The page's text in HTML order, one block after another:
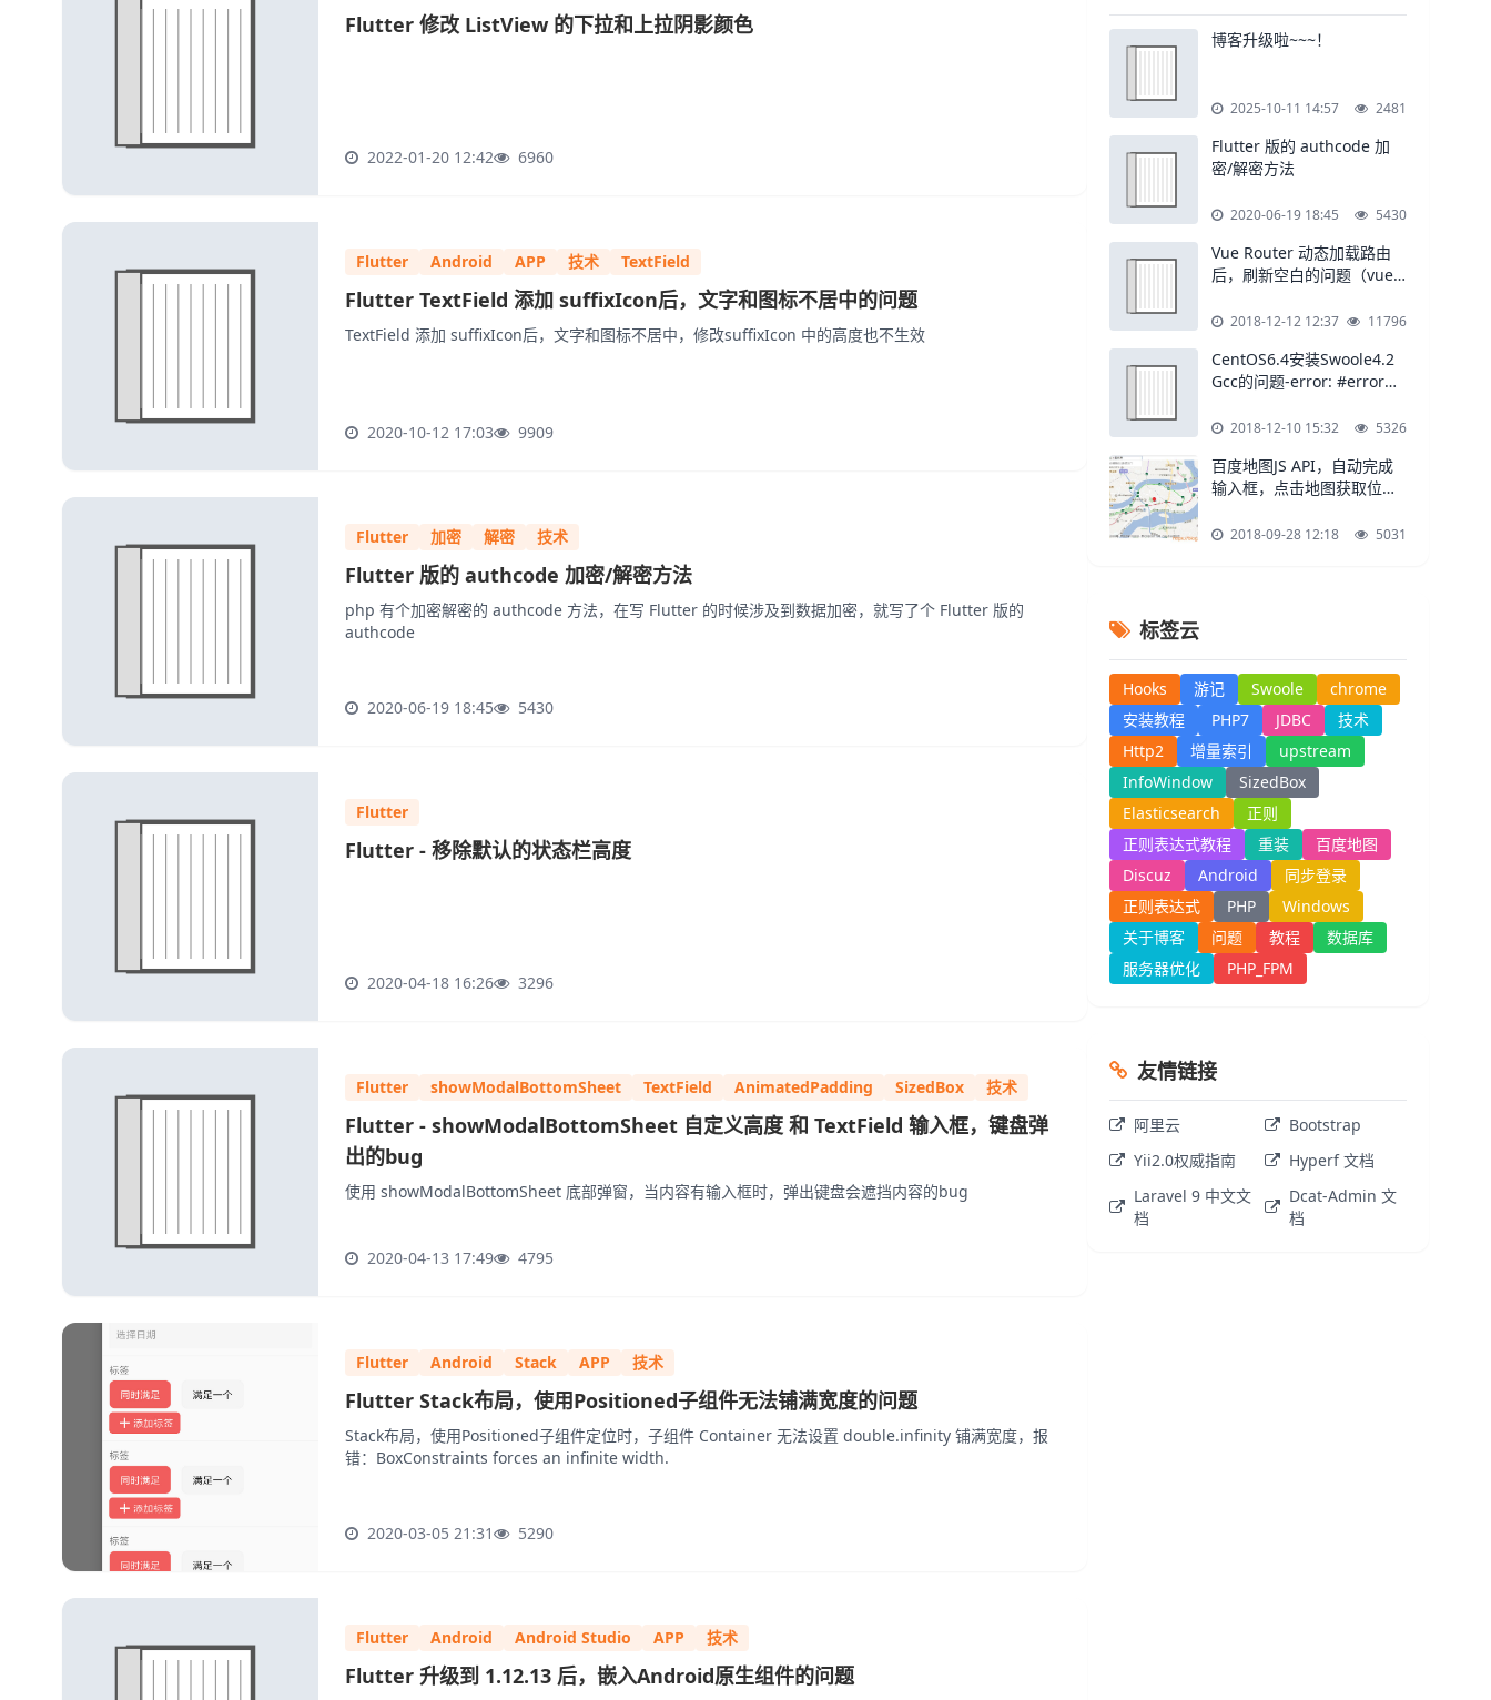
Flutter 修改 ListView 的下拉和上拉阴影颜色
2022-01-20 12:42 6960
Flutter Android APP 技术 TextField
Flutter TextField 添加 suffixIcon后，文字和图标不居中的问题
TextField 添加 suffixIcon后，文字和图标不居中，修改suffixIcon 中的高度也不生效
2020-10-12 17:03 9909
Flutter 加密 解密 技术
Flutter 版的 authcode 加密/解密方法
php 有个加密解密的 authcode 方法，在写 Flutter 的时候涉及到数据加密，就写了个 Flutter 版的
authcode
2020-06-19 18:45 5430
Flutter
Flutter - 移除默认的状态栏高度
2020-04-18 16:26 3296
Flutter showModalBottomSheet TextField AnimatedPadding SizedBox 技术
Flutter - showModalBottomSheet 自定义高度 和 TextField 输入框，键盘弹
出的bug
使用 showModalBottomSheet 底部弹窗，当内容有输入框时，弹出键盘会遮挡内容的bug
2020-04-13 17:49 4795
Flutter Android Stack APP 技术
Flutter Stack布局，使用Positioned子组件无法铺满宽度的问题
Stack布局，使用Positioned子组件定位时，子组件 Container 无法设置 double.infinity 铺满宽度，报
错：BoxConstraints forces an infinite width.
2020-03-05 21:31 5290
Flutter Android Android Studio APP 技术
Flutter 升级到 1.12.13 后，嵌入Android原生组件的问题
博客升级啦~~~！
2025-10-11 14:57 2481
Flutter 版的 authcode 加
密/解密方法
2020-06-19 18:45 5430
Vue Router 动态加载路由
后，刷新空白的问题（vue-
2018-12-12 12:37 11796
CentOS6.4安装Swoole4.2
Gcc的问题-error: #error
required.
2018-12-10 15:32 5326
百度地图JS API，自动完成
输入框，点击地图获取位置
2018-09-28 12:18 5031
标签云
Hooks 游记 Swoole
chrome
安装教程
PHP7 JDBC
技术
Http2
增量索引
upstream
InfoWindow
SizedBox
Elasticsearch
正则
正则表达式教程
重装
百度地图
Discuz
Android
同步登录
正则表达式
PHP
Windows
关于博客
问题 教程
数据库
服务器优化
PHP_FPM
友情链接
阿里云
Bootstrap
Yii2.0权威指南
Hyperf 文档
Laravel 9 中文文
档
Dcat-Admin 文
档